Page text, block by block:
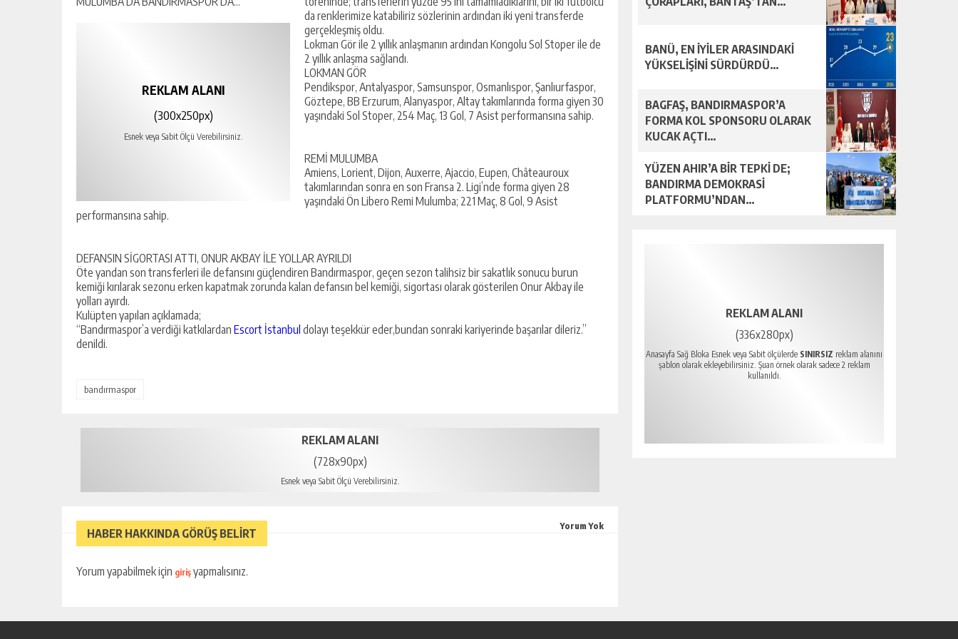
REKLAM ALANI
(300x250px)
Esnek veya Sabit Ölçü Verebilirsiniz.
da renklerimize katabiliriz sözlerinin ardından iki yeni transferde
gerçekleşmiş oldu.
Lokman Gör ile 2 yıllık anlaşmanın ardından Kongolu Sol Stoper ile de
2 yıllık anlaşma sağlandı.
LOKMAN GÖR
Pendikspor, Antalyaspor, Samsunspor, Osmanlıspor, Şanlıurfaspor,
Göztepe, BB Erzurum, Alanyaspor, Altay takımlarında forma giyen 30
yaşındaki Sol Stoper, 254 Maç, 13 Gol, 7 Asist performansına sahip.
REMİ MULUMBA
Amiens, Lorient, Dijon, Auxerre, Ajaccio, Eupen, Châteauroux
takımlarından sonra en son Fransa 2. Ligi’nde forma giyen 28
yaşındaki Ön Libero Remi Mulumba; 221 Maç, 8 Gol, 9 Asist
performansına sahip.
DEFANSIN SİGORTASI ATTI, ONUR AKBAY İLE YOLLAR AYRILDI
Öte yandan son transferleri ile defansını güçlendiren Bandırmaspor, geçen sezon talihsiz bir sakatlık sonucu burun
kemiği kırılarak sezonu erken kapatmak zorunda kalan defansın bel kemiği, sigortası olarak gösterilen Onur Akbay ile
yolları ayırdı.
Kulüpten yapılan açıklamada;
“Bandırmaspor’a verdiği katkılardan Escort İstanbul dolayı teşekkür eder,bundan sonraki kariyerinde başarılar dileriz.”
denildi.
bandırmaspor
REKLAM ALANI
(728x90px)
Esnek veya Sabit Ölçü Verebilirsiniz.
HABER HAKKINDA GÖRÜŞ BELİRT
Yorum Yok
Yorum yapabilmek için giriş yapmalısınız.
BANÜ, EN İYİLER ARASINDAKİ
YÜKSELİŞİNİ SÜRDÜRDÜ…
BAGFAŞ, BANDIRMASPOR’A
FORMA KOL SPONSORU OLARAK
KUCAK AÇTI…
YÜZEN AHIR’A BİR TEPKİ DE;
BANDIRMA DEMOKRASİ
PLATFORMU’NDAN…
REKLAM ALANI
(336x280px)
Anasayfa Sağ Bloka Esnek veya Sabit ölçülerde SINIRSIZ reklam alanını
şablon olarak ekleyebilirsiniz. Şuan örnek olarak sadece 2 reklam
kullanıldı.